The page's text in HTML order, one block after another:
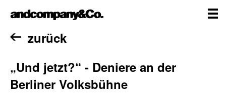
Inhalt
andcompany&Co
Homezurück
„Und jetzt?“ - Deniere an der
Berliner Volksbühne